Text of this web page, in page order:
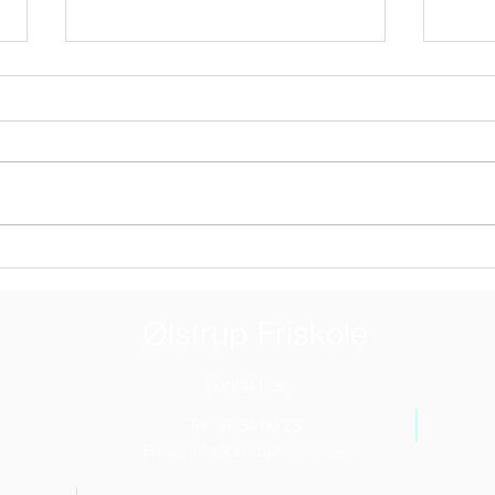
Månedsbrev august
Kære forældre Så er vi startet op